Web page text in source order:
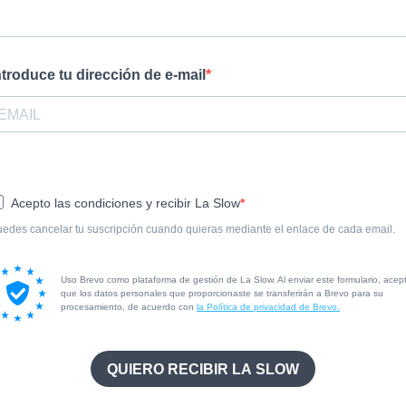
tu dirección de e-mail
Acepto las condiciones y recibir La Slow
cancelar tu suscripción cuando quieras mediante el enlace de cada email.
Uso Brevo como plataforma de gestión de La Slow. Al enviar este formulario,
que los datos personales que proporcionaste se transferirán a Brevo para su
procesamiento, de acuerdo con la Política de privacidad de Brevo.
QUIERO RECIBIR LA SLOW